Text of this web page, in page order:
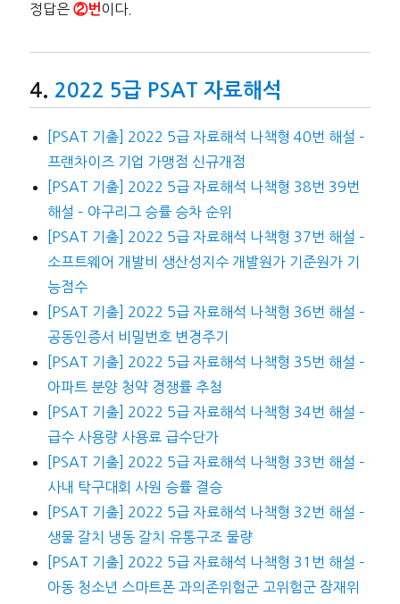
정답은②번 이다.
2022 5급 PSAT 자료해석
[PSAT 기출] 2022 5급 자료해석 나책형 40번 해설 –
프랜차이즈 기업 가맹점 신규개점
[PSAT 기출] 2022 5급 자료해석 나책형 38번 39번
해설 – 야구리그 승률 승차 순위
[PSAT 기출] 2022 5급 자료해석 나책형 37번 해설 –
소프트웨어 개발비 생산성지수 개발원가 기준원가 기
능점수
[PSAT 기출] 2022 5급 자료해석 나책형 36번 해설 –
공동인증서 비밀번호 변경주기
[PSAT 기출] 2022 5급 자료해석 나책형 35번 해설 –
아파트 분양 청약 경쟁률 추첨
[PSAT 기출] 2022 5급 자료해석 나책형 34번 해설 –
급수 사용량 사용료 급수단가
[PSAT 기출] 2022 5급 자료해석 나책형 33번 해설 –
사내 탁구대회 사원 승률 결승
[PSAT 기출] 2022 5급 자료해석 나책형 32번 해설 –
생물 갈치 냉동 갈치 유통구조 물량
[PSAT 기출] 2022 5급 자료해석 나책형 31번 해설 –
아동 청소년 스마트폰 과의존위험군 고위험군 잠재위